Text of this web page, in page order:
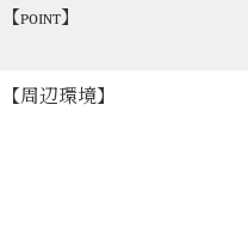
【ᴘᴏɪɴᴛ】
【周辺環境】